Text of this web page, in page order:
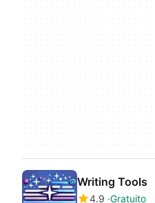
Writing Tools
4.9 Gratuito